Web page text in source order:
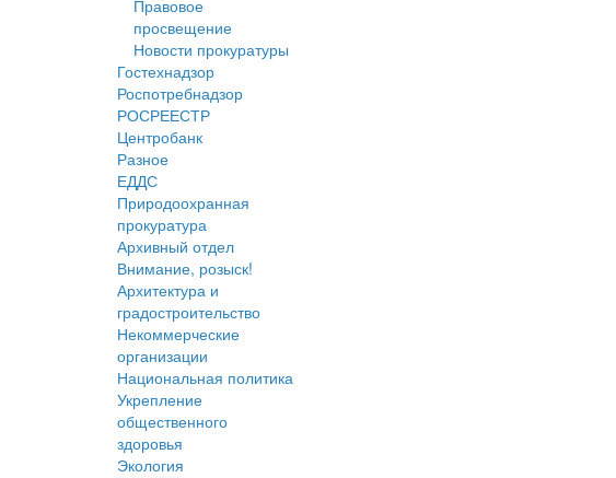
Правовое
просвещение
Новости прокуратуры
Гостехнадзор
Роспотребнадзор
РОСРЕЕСТР
Центробанк
Разное
ЕДДС
Природоохранная
прокуратура
Архивный отдел
Внимание, розыск!
Архитектура и
градостроительство
Некоммерческие
организации
Национальная политика
Укрепление
общественного
здоровья
Экология